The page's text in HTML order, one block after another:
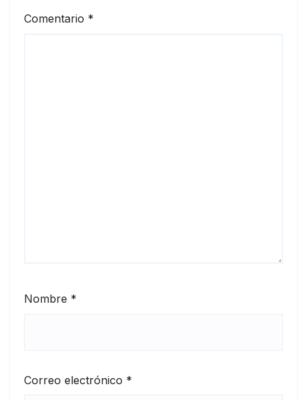
Comentario *
Nombre *
Correo electrónico *